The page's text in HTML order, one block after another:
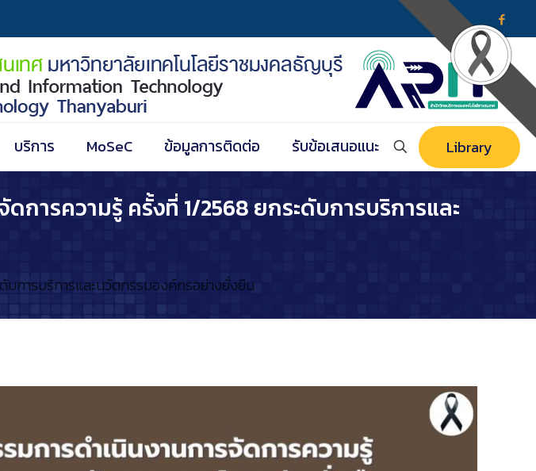
บริการ MoSeC ข้อมูลการติดต่อ รับข้อเสนอแนะ Library
ารความรู้ ครั้งที่ 1/2568 ยกระดับการบริการและ
การบริการและนวัตกรรมองค์กรอย่างยั่งยืน